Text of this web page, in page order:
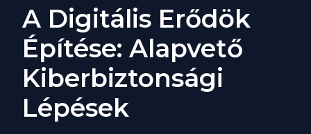
A Digitális Erődök
Építése: Alapvető
Kiberbiztonsági
Lépések